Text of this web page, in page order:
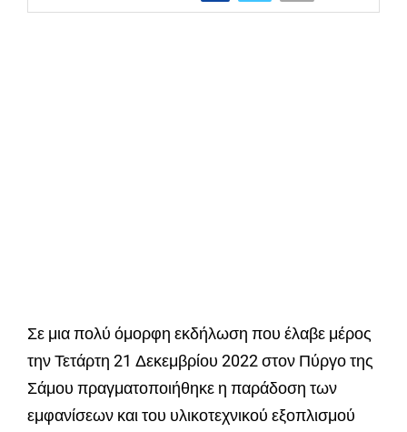
Σε μια πολύ όμορφη εκδήλωση που έλαβε μέρος
την Τετάρτη 21 Δεκεμβρίου 2022 στον Πύργο της
Σάμου πραγματοποιήθηκε η παράδοση των
εμφανίσεων και του υλικοτεχνικού εξοπλισμού